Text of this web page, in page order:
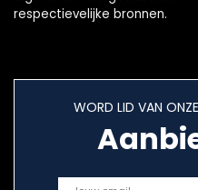
respectievelijke bronnen.
WORD LID VAN